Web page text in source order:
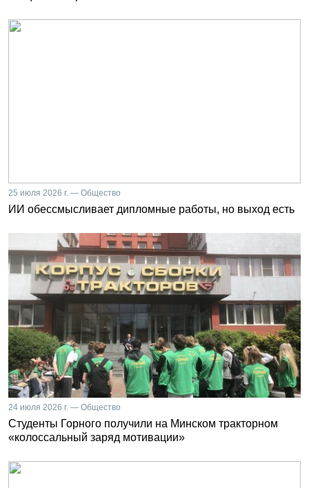
25 июля 2026 г. — Общество
ИИ обессмысливает дипломные работы, но выход есть
24 июля 2026 г. — Общество
Студенты Горного получили на Минском тракторном
«колоссальный заряд мотивации»